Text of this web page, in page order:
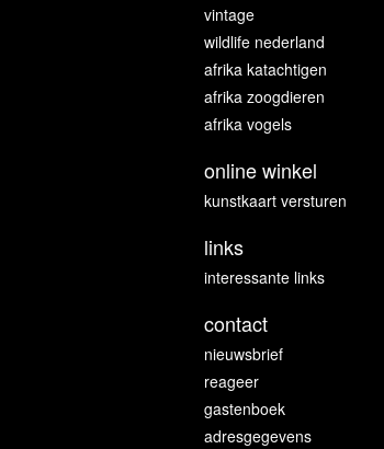
vintage
wildlife nederland
afrika katachtigen
afrika zoogdieren
afrika vogels
online winkel
kunstkaart versturen
links
interessante links
contact
nieuwsbrief
reageer
gastenboek
adresgegevens